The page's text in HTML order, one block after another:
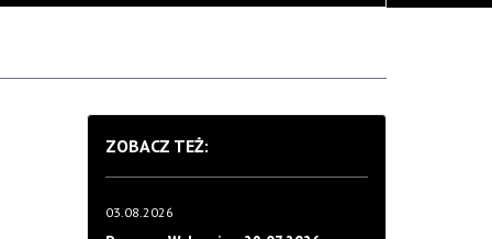
ZOBACZ TEŻ:
03.08.2026